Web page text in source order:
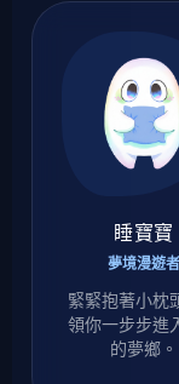
睡寶寶
夢境漫遊者
緊緊抱著小枕
領你一步步進
的夢鄉。